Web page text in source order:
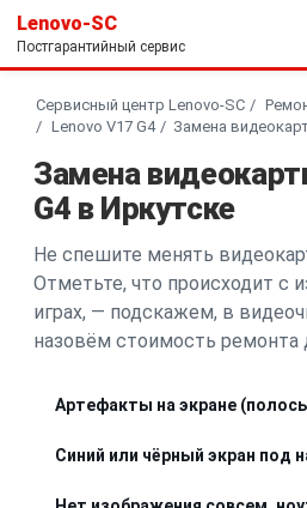
Lenovo-SC
Постгарантийный сервис
Сервисный центр Lenovo-SC
Lenovo V17 G4
Замена
Замена
G4 в Иркутске
Не спешите менять
Отметьте, что происходит с
играх, — подскажем, в
назовём стоимость ремонта
Артефакты на экране
Синий или чёрный экран под